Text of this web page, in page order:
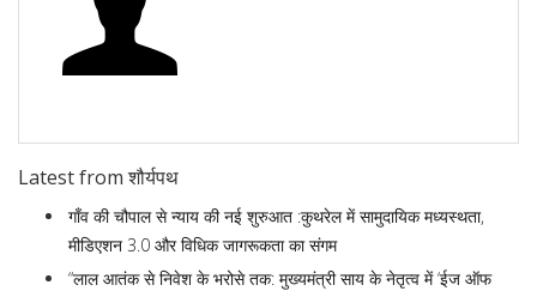
Latest from शौर्यपथ
गाँव की चौपाल से न्याय की नई शुरुआत :कुथरेल में सामुदायिक मध्यस्थता,
मीडिएशन 3.0 और विधिक जागरूकता का संगम
“लाल आतंक से निवेश के भरोसे तक: मुख्यमंत्री साय के नेतृत्व में ‘ईज ऑफ